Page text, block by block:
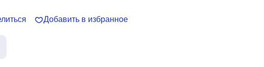
Добавить в избранное